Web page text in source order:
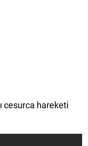
cesurca hareketi